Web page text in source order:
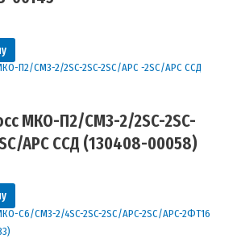
МКО-П2/СМ3-2/2SC-2SC-
APC ССД (130408-00058)